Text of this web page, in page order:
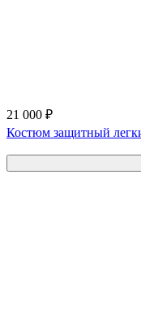
21 000 ₽
Костюм защитный